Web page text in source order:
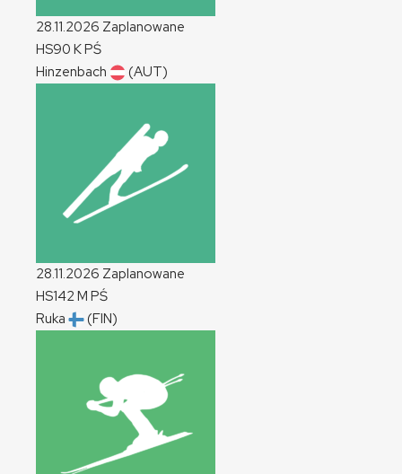
28.11.2026 Zaplanowane
HS90 KPŚ
Hinzenbach
(AUT)
28.11.2026 Zaplanowane
HS142M PŚ
Ruka
(FIN)